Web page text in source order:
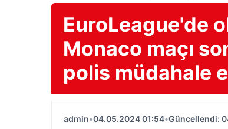
EuroLeague'de
Monaco maçı
polis müdahale
admin•04.05.2024 01:54•Güncellendi: